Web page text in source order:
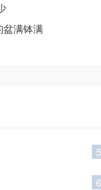
盆满钵满
5
6